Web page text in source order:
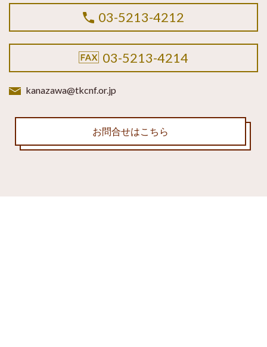
03-5213-4212
03-5213-4214
kanazawa@tkcnf.or.jp
お問合せはこちら